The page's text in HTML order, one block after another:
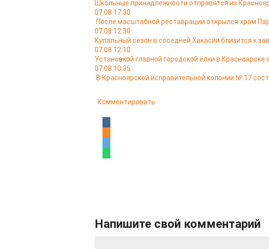
Школьные принадлежности отправятся из
07.08 17:30
После масштабной реставрации открылся храм
07.08 12:30
Купальный сезон в соседней Хакасии близится к
07.08 12:10
Установкой главной городской ёлки в
07.08 10:35
В Красноярской исправительной колонии № 17
Комментировать
Напишите свой комментарий